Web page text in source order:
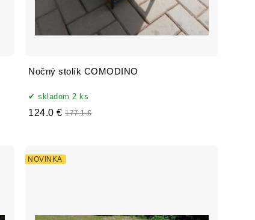
Nočný stolík COMODINO
skladom 2 ks
124.0 € 177.1 €
NOVINKA